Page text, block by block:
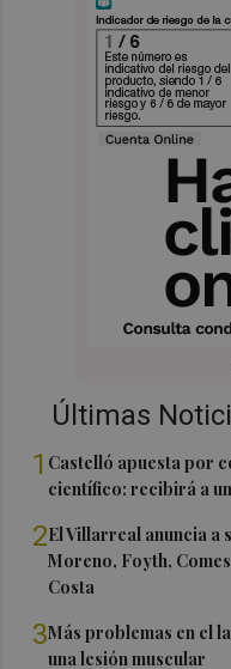
Últimas
1 Castelló apuesta por
científico: recibirá a
2El Villarreal anuncia a
Moreno, Foyth,
Costa
3Más problemas en el
una lesión muscular